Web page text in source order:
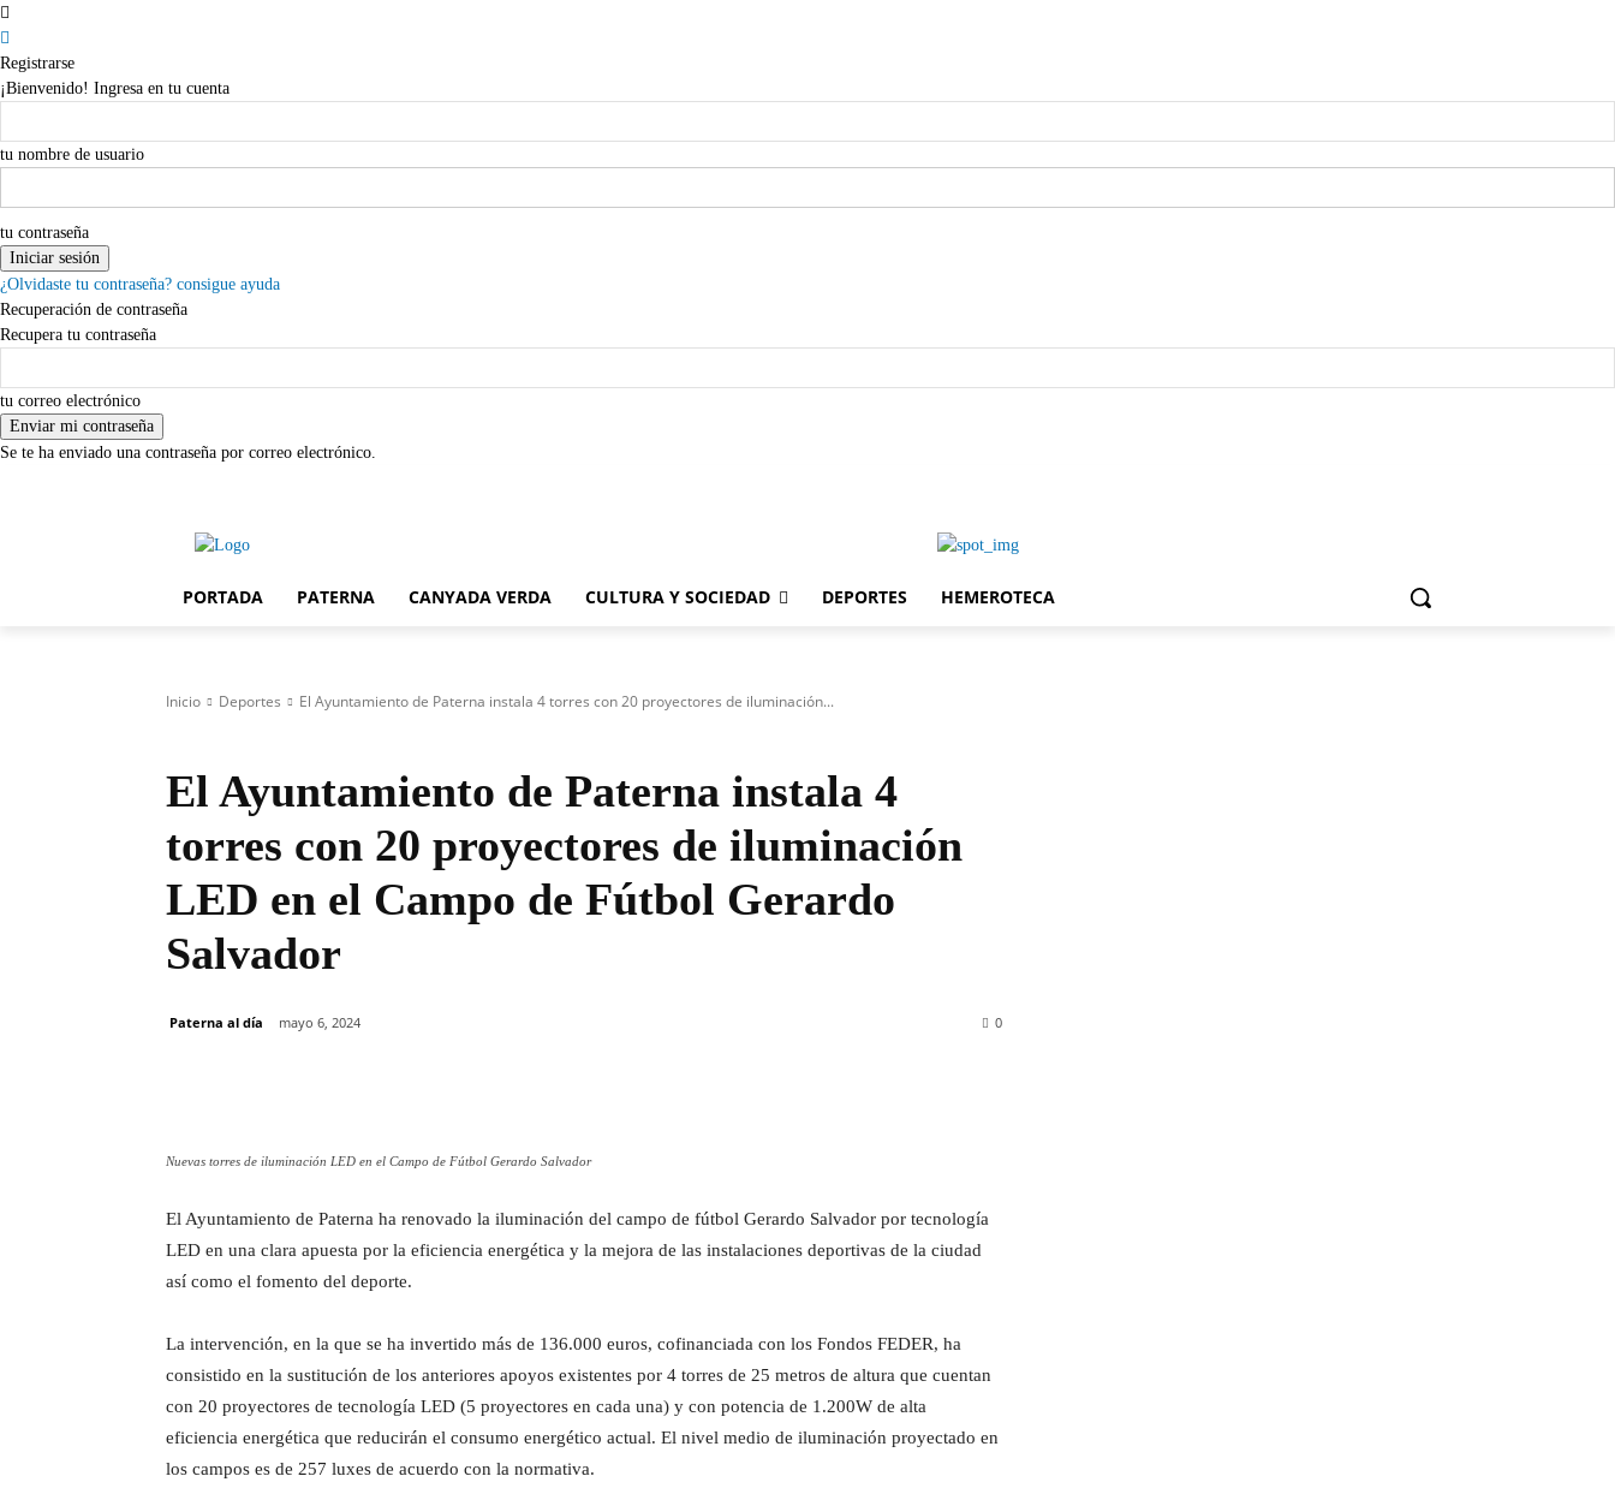
Registrarse
¡Bienvenido! Ingresa en tu cuenta
tu nombre de usuario
tu contraseña
¿Olvidaste tu contraseña? consigue ayuda
Recuperación de contraseña
Recupera tu contraseña
tu correo electrónico
Se te ha enviado una contraseña por correo electrónico.
PORTADA PATERNA CANYADA VERDA CULTURA Y SOCIEDAD DEPORTES HEMEROTECA
Inicio Deportes El Ayuntamiento de Paterna instala 4 torres con 20 proyectores de iluminación...
El Ayuntamiento de Paterna instala 4
torres con 20 proyectores de iluminación
LED en el Campo de Fútbol Gerardo
Salvador
Paterna al día mayo 6, 2024 0
Nuevas torres de iluminación LED en el Campo de Fútbol Gerardo Salvador
El Ayuntamiento de Paterna ha renovado la iluminación del campo de fútbol Gerardo Salvador por tecnología
LED en una clara apuesta por la eficiencia energética y la mejora de las instalaciones deportivas de la ciudad
así como el fomento del deporte.
La intervención, en la que se ha invertido más de 136.000 euros, cofinanciada con los Fondos FEDER, ha
consistido en la sustitución de los anteriores apoyos existentes por 4 torres de 25 metros de altura que cuentan
con 20 proyectores de tecnología LED (5 proyectores en cada una) y con potencia de 1.200W de alta
eficiencia energética que reducirán el consumo energético actual. El nivel medio de iluminación proyectado en
los campos es de 257 luxes de acuerdo con la normativa.